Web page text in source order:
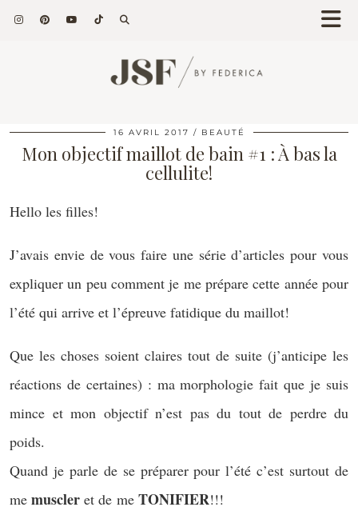
16 AVRIL 2017 BEAUTÉ
Mon objectif maillot de bain #1 : À bas la
cellulite!
Hello les filles!
J’avais envie de vous faire une série d’articles pour vous
expliquer un peu comment je me prépare cette année pour
l’été qui arrive et l’épreuve fatidique du maillot!
Que les choses soient claires tout de suite (j’anticipe les
réactions de certaines) : ma morphologie fait que je suis
mince et mon objectif n’est pas du tout de perdre du
poids.
Quand je parle de se préparer pour l’été c’est surtout de
me muscler et de me TONIFIER!!!